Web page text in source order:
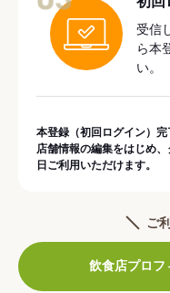
受信
ら本
い。
本登録（初回ログイン）完
店舗情報の編集をはじめ
日ご利用いただけます。
ご
飲食店プロフ